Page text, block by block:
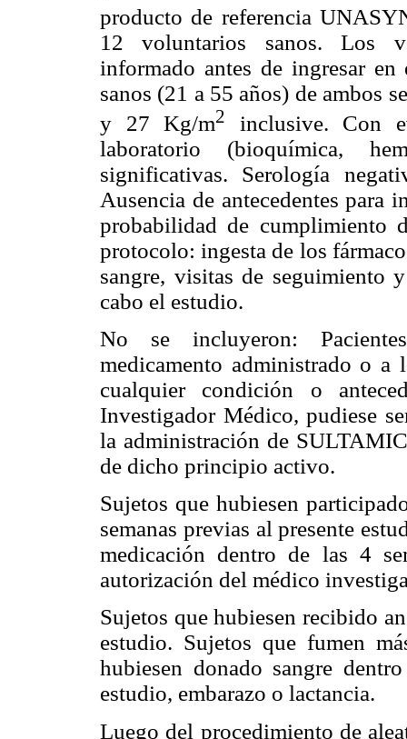
producto de referencia
12 voluntarios sanos. Los
informado antes de ingresar
sanos (21 a 55 años) de ambos
y 27 Kg/m2
inclusive. Con
laboratorio (bioquímica,
significativas. Serología
Ausencia de antecedentes para
probabilidad de cumplimiento
protocolo: ingesta de los
sangre, visitas de seguimiento
cabo el estudio.
No se incluyeron:
medicamento administrado o a
cualquier condición o
Investigador Médico, pudiese
la administración de
de dicho principio activo.
Sujetos que hubiesen
semanas previas al presente
medicación dentro de las 4
autorización del médico
Sujetos que hubiesen recibido
estudio. Sujetos que fumen
hubiesen donado sangre
estudio, embarazo o lactancia.
Luego del procedimiento de